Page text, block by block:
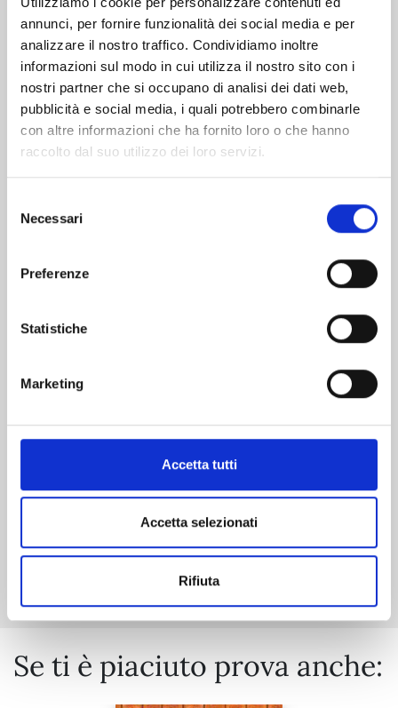
annunci, per fornire funzionalità dei social media e per
analizzare il nostro traffico. Condividiamo inoltre
informazioni sul modo in cui utilizza il nostro sito con i
nostri partner che si occupano di analisi dei dati web,
pubblicità e social media, i quali potrebbero combinarle
con altre informazioni che ha fornito loro o che hanno
raccolto dal suo utilizzo dei loro servizi.
delNecessari
Preferenze
Statistiche
Marketing
Accetta tutti
Accetta selezionati
Rifiuta
Altri volumi della serie
Mostra tutto
Se ti è piaciuto prova anche: